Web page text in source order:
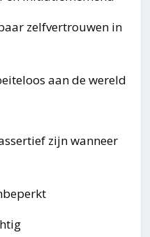
zelfvertrouwen in
aan de wereld
zijn wanneer